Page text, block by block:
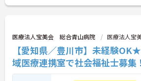
医療法人宝美会 総合青山病院 医療法人宝
【愛知県／豊川市】未経験
域医療連携室で社会福祉士募集！